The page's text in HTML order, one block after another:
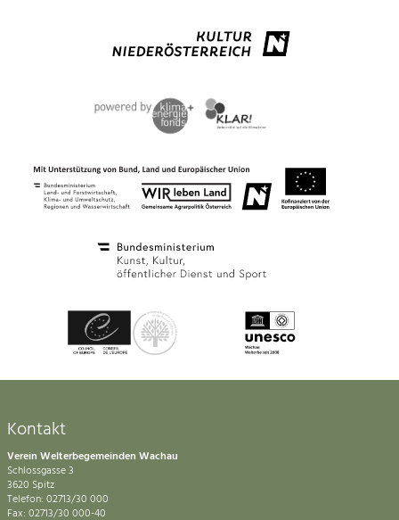
Kontakt
Verein Welterbegemeinden Wachau
Schlossgasse 3
3620 Spitz
Telefon: 02713/30 000
Fax: 02713/30 000-40